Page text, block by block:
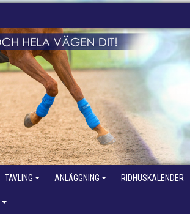
TÄVLING ANLÄGGNING RIDHUSKALENDER